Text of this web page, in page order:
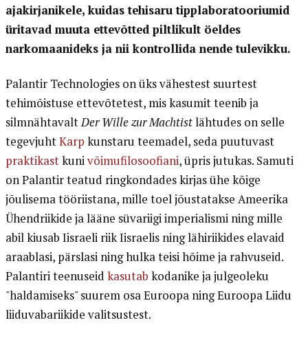
ajakirjanikele, kuidas tehisaru tipplaboratooriumid
üritavad muuta ettevõtted piltlikult öeldes
narkomaanideks ja nii kontrollida nende tulevikku.
Palantir Technologies on üks vähestest suurtest
tehimõistuse ettevõtetest, mis kasumit teenib ja
silmnähtavaltDer Wille zur Machtistlähtudes on selle
tegevjuhtKarp kunstaru teemadel, seda puutuvast
praktikastkunivõimufilosoofiani, üpris jutukas. Samuti
on Palantir teatud ringkondades kirjas ühe kõige
jõulisema tööriistana, mille toel jõustatakse Ameerika
Ühendriikide ja lääne süvariigi imperialismi ning mille
abil kiusab Iisraeli riik Iisraelis ning lähiriikides elavaid
araablasi, pärslasi ning hulka teisi hõime ja rahvuseid.
Palantiri teenuseid kasutab kodanike ja julgeoleku
"haldamiseks" suurem osa Euroopa ning Euroopa Liidu
liiduvabariikide valitsustest.